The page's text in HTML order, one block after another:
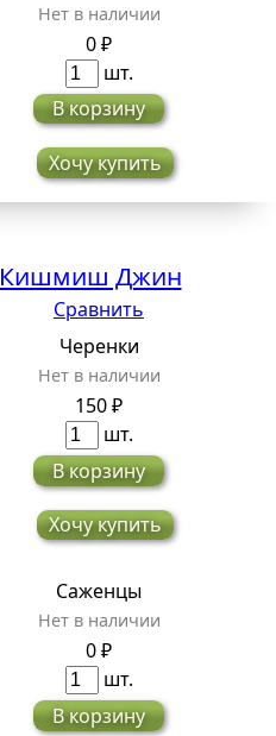
Нет в наличии
0 ₽
шт.
В корзину
Хочу купить
Кишмиш Джин
Сравнить
Черенки
Нет в наличии
150 ₽
шт.
В корзину
Хочу купить
Саженцы
Нет в наличии
0 ₽
шт.
В корзину